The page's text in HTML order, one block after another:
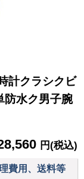
計クラシクビ
防水ク男子腕
円(税込)
費用、送料等